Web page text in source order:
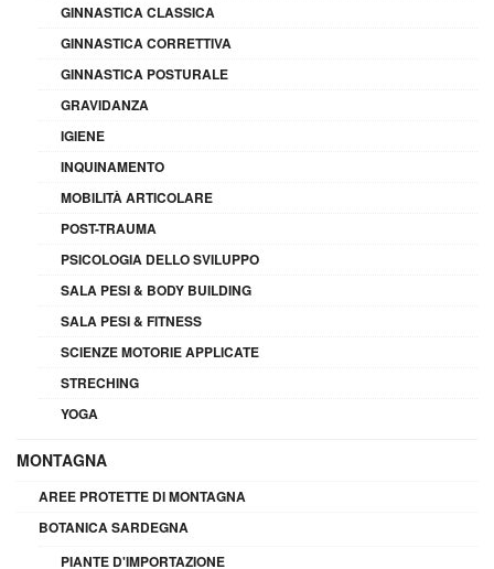
GINNASTICA CLASSICA
GINNASTICA CORRETTIVA
GINNASTICA POSTURALE
GRAVIDANZA
IGIENE
INQUINAMENTO
MOBILITÀ ARTICOLARE
POST-TRAUMA
PSICOLOGIA DELLO SVILUPPO
SALA PESI & BODY BUILDING
SALA PESI & FITNESS
SCIENZE MOTORIE APPLICATE
STRECHING
YOGA
MONTAGNA
AREE PROTETTE DI MONTAGNA
BOTANICA SARDEGNA
PIANTE D'IMPORTAZIONE